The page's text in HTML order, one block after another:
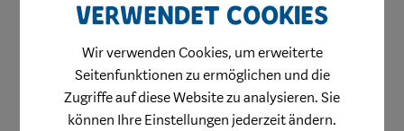
Genuss
Kultur
Stadtbibliothek
Unterkünfte
verwendet Cookies
Wir verwenden Cookies, um erweiterte
Seitenfunktionen zu ermöglichen und die
Zugriffe auf diese Website zu analysieren. Sie
können Ihre Einstellungen jederzeit ändern.